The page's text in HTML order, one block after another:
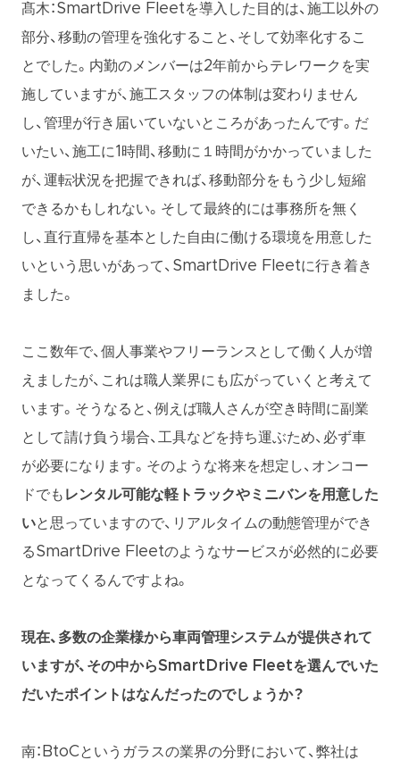
髙木：SmartDrive Fleetを導入した目的は、施工以外の
部分、移動の管理を強化すること、そして効率化するこ
とでした。内勤のメンバーは2年前からテレワークを実
施していますが、施工スタッフの体制は変わりません
し、管理が行き届いていないところがあったんです。だ
いたい、施工に1時間、移動に１時間がかかっていました
が、運転状況を把握できれば、移動部分をもう少し短縮
できるかもしれない。そして最終的には事務所を無く
し、直行直帰を基本とした自由に働ける環境を用意した
いという思いがあって、SmartDrive Fleetに行き着き
ました。
ここ数年で、個人事業やフリーランスとして働く人が増
えましたが、これは職人業界にも広がっていくと考えて
います。そうなると、例えば職人さんが空き時間に副業
として請け負う場合、工具などを持ち運ぶため、必ず車
が必要になります。そのような将来を想定し、オンコー
ドでも レンタル可能な軽トラックやミニバンを用意した
いと思っていますので、リアルタイムの動態管理ができ
るSmartDrive Fleetのようなサービスが必然的に必要
となってくるんですよね。
現在、多数の企業様から車両管理システムが提供されて
いますが、その中からSmartDrive Fleetを選んでいた
だいたポイントはなんだったのでしょうか？
南：BtoCというガラスの業界の分野において、弊社は